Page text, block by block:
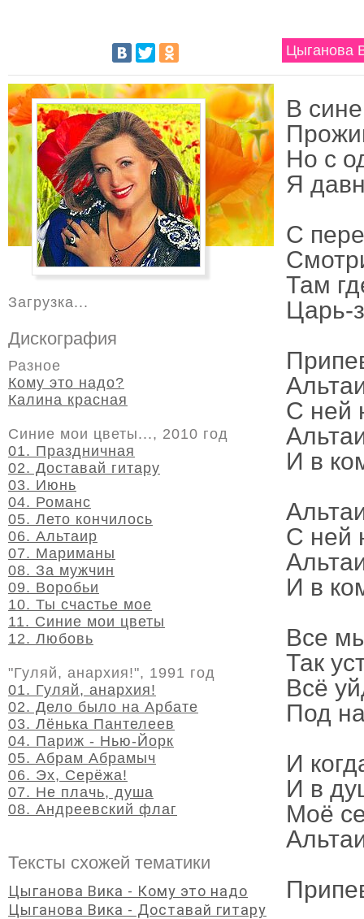
Цыганова
В
Но с
Я
С
Там
Царь-
С ней
И в
С ней
И в
Все
Так
Всё
Под
И
И в
Моё
Загрузка...
Дискография
Разное
Кому это надо?
Калина красная
Синие мои цветы..., 2010 год
01. Праздничная
02. Доставай гитару
03. Июнь
04. Романс
05. Лето кончилось
06. Альтаир
07. Мариманы
08. За мужчин
09. Воробьи
10. Ты счастье мое
11. Синие мои цветы
12. Любовь
"Гуляй, анархия!", 1991 год
01. Гуляй, анархия!
02. Дело было на Арбате
03. Лёнька Пантелеев
04. Париж - Нью-Йорк
05. Абрам Абрамыч
06. Эх, Серёжа!
07. Не плачь, душа
08. Андреевский флаг
Тексты схожей тематики
Цыганова Вика - Кому это надо
Цыганова Вика - Доставай гитару